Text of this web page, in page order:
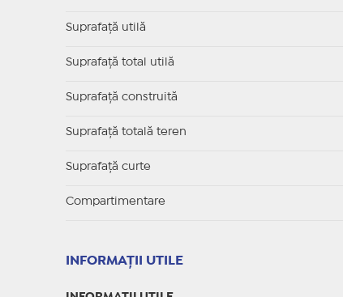
Suprafaţă utilă
Suprafaţă total utilă
Suprafaţă construită
Suprafață totală teren
Suprafaţă curte
Compartimentare
INFORMAŢII UTILE